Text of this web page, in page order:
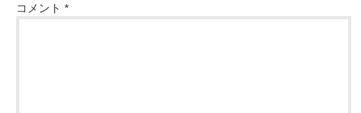
コメント *